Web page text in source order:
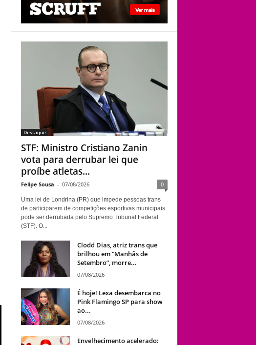
STF: Ministro
Cristiano Zanin vota
proíbe atletas
transgênero em
competições de
Londrina
Destaque
STF: Ministro Cristiano Zanin
vota para derrubar lei que
proíbe atletas...
Felipe Sousa - 07/08/2026 0
Uma lei de Londrina (PR) que impede pessoas trans
de participarem de competições esportivas municipais
pode ser derrubada pelo Supremo Tribunal Federal
(STF). O...
Clodd Dias, atriz trans que
brilhou em “Manhãs de
Setembro”, morre...
07/08/2026
É hoje! Lexa desembarca no
Pink Flamingo SP para show
ao...
07/08/2026
Envelhecimento acelerado: